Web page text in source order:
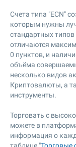
Счета типа "ECN"
которым нужны
стандартных
отличаются
0 пунктов, и
объёма
несколько видов
Криптовалюты, а
инструменты.
Торговать с
можете в
информация о